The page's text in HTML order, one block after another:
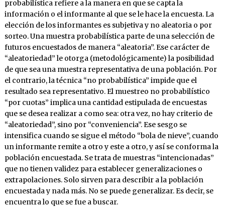
probabilística refiere a la manera en que se capta la
información o el informante al que se le hace la encuesta. La
elección de los informantes es subjetiva y no aleatoria o por
sorteo. Una muestra probabilística parte de una selección de
futuros encuestados de manera “aleatoria”. Ese carácter de
“aleatoriedad” le otorga (metodológicamente) la posibilidad
de que sea una muestra representativa de una población. Por
el contrario, la técnica “no probabilística” impide que el
resultado sea representativo. El muestreo no probabilístico
“por cuotas” implica una cantidad estipulada de encuestas
que se desea realizar a como sea: otra vez, no hay criterio de
“aleatoriedad”, sino por “conveniencia”. Ese sesgo se
intensifica cuando se sigue el método “bola de nieve”, cuando
un informante remite a otro y este a otro, y así se conforma la
población encuestada. Se trata de muestras “intencionadas”
que no tienen validez para establecer generalizaciones o
extrapolaciones. Solo sirven para describir a la población
encuestada y nada más. No se puede generalizar. Es decir, se
encuentra lo que se fue a buscar.